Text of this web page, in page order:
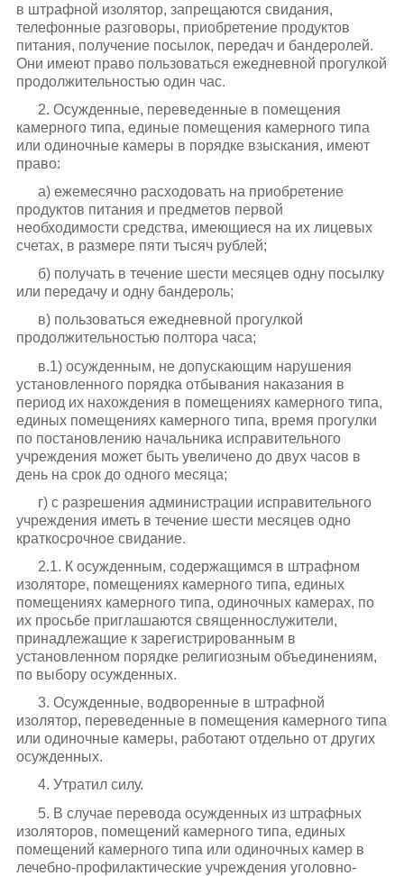
в штрафной изолятор, запрещаются свидания,
телефонные разговоры, приобретение продуктов
питания, получение посылок, передач и бандеролей.
Они имеют право пользоваться ежедневной прогулкой
продолжительностью один час.
2. Осужденные, переведенные в помещения
камерного типа, единые помещения камерного типа
или одиночные камеры в порядке взыскания, имеют
право:
а) ежемесячно расходовать на приобретение
продуктов питания и предметов первой
необходимости средства, имеющиеся на их лицевых
счетах, в размере пяти тысяч рублей;
б) получать в течение шести месяцев одну посылку
или передачу и одну бандероль;
в) пользоваться ежедневной прогулкой
продолжительностью полтора часа;
в.1) осужденным, не допускающим нарушения
установленного порядка отбывания наказания в
период их нахождения в помещениях камерного типа,
единых помещениях камерного типа, время прогулки
по постановлению начальника исправительного
учреждения может быть увеличено до двух часов в
день на срок до одного месяца;
г) с разрешения администрации исправительного
учреждения иметь в течение шести месяцев одно
краткосрочное свидание.
2.1. К осужденным, содержащимся в штрафном
изоляторе, помещениях камерного типа, единых
помещениях камерного типа, одиночных камерах, по
их просьбе приглашаются священнослужители,
принадлежащие к зарегистрированным в
установленном порядке религиозным объединениям,
по выбору осужденных.
3. Осужденные, водворенные в штрафной
изолятор, переведенные в помещения камерного типа
или одиночные камеры, работают отдельно от других
осужденных.
4. Утратил силу.
5. В случае перевода осужденных из штрафных
изоляторов, помещений камерного типа, единых
помещений камерного типа или одиночных камер в
лечебно-профилактические учреждения уголовно-